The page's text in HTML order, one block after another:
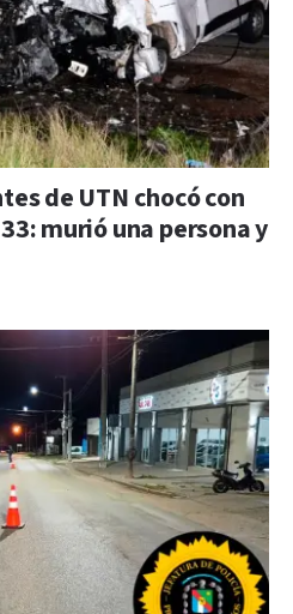
de UTN chocó con
murió una persona y